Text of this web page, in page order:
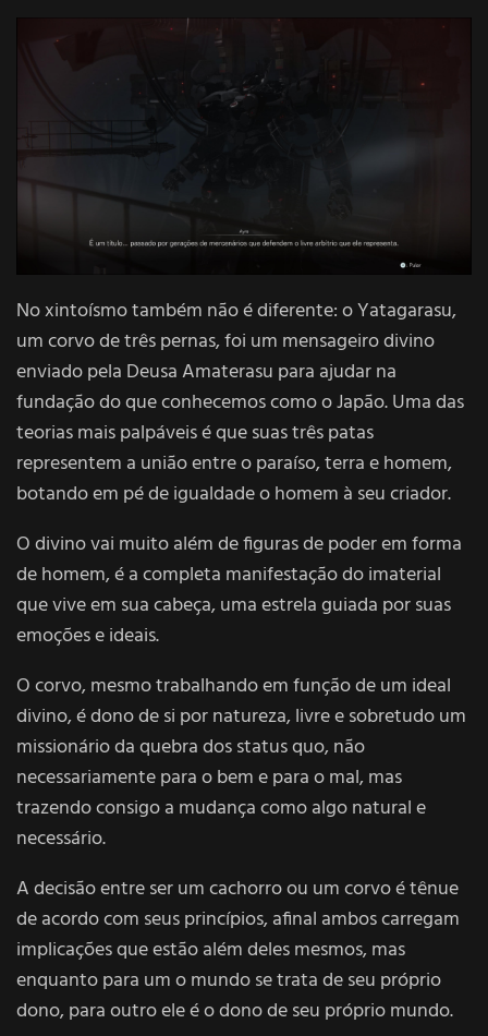
No xintoísmo também não é diferente: o Yatagarasu,
um corvo de três pernas, foi um mensageiro divino
enviado pela Deusa Amaterasu para ajudar na
fundação do que conhecemos como o Japão. Uma das
teorias mais palpáveis é que suas três patas
representem a união entre o paraíso, terra e homem,
botando em pé de igualdade o homem à seu criador.
O divino vai muito além de figuras de poder em forma
de homem, é a completa manifestação do imaterial
que vive em sua cabeça, uma estrela guiada por suas
emoções e ideais.
O corvo, mesmo trabalhando em função de um ideal
divino, é dono de si por natureza, livre e sobretudo um
missionário da quebra dos status quo, não
necessariamente para o bem e para o mal, mas
trazendo consigo a mudança como algo natural e
necessário.
A decisão entre ser um cachorro ou um corvo é tênue
de acordo com seus princípios, afinal ambos carregam
implicações que estão além deles mesmos, mas
enquanto para um o mundo se trata de seu próprio
dono, para outro ele é o dono de seu próprio mundo.